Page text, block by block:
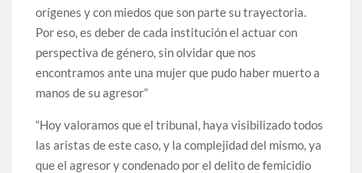
orígenes y con miedos que son parte su trayectoria.
Por eso, es deber de cada institución el actuar con
perspectiva de género, sin olvidar que nos
encontramos ante una mujer que pudo haber muerto a
manos de su agresor”
“Hoy valoramos que el tribunal, haya visibilizado todos
las aristas de este caso, y la complejidad del mismo, ya
que el agresor y condenado por el delito de femicidio